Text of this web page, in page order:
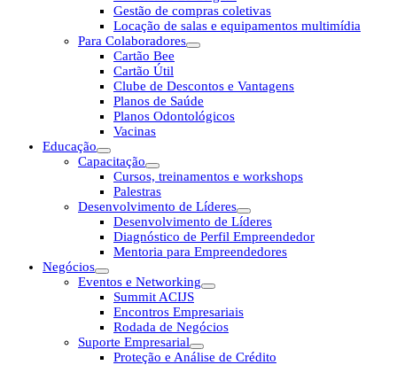
Gestão de compras coletivas
Locação de salas e equipamentos multimídia
Para Colaboradores
Cartão Bee
Cartão Útil
Clube de Descontos e Vantagens
Planos de Saúde
Planos Odontológicos
Vacinas
Educação
Capacitação
Cursos, treinamentos e workshops
Palestras
Desenvolvimento de Líderes
Desenvolvimento de Líderes
Diagnóstico de Perfil Empreendedor
Mentoria para Empreendedores
Negócios
Eventos e Networking
Summit ACIJS
Encontros Empresariais
Rodada de Negócios
Suporte Empresarial
Proteção e Análise de Crédito